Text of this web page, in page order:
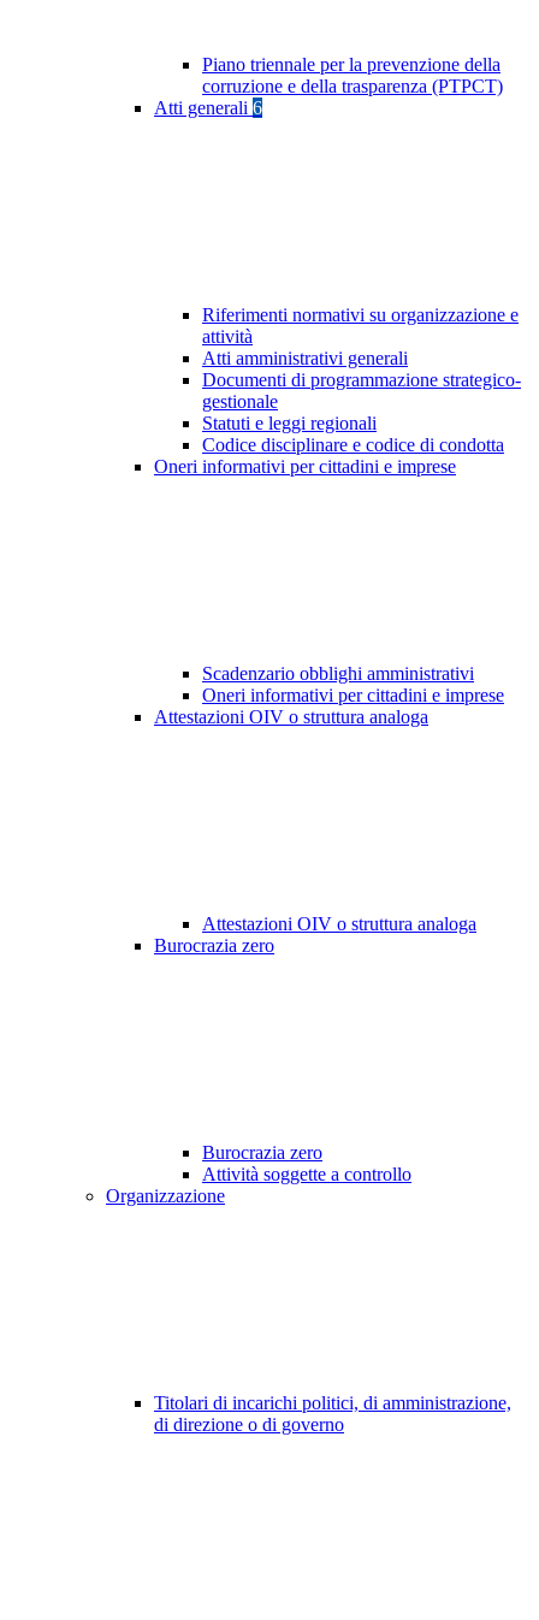
Piano triennale per la prevenzione della
corruzione e della trasparenza (PTPCT)
Atti generali 6
Riferimenti normativi su organizzazione e
attività
Atti amministrativi generali
Documenti di programmazione strategico-
gestionale
Statuti e leggi regionali
Codice disciplinare e codice di condotta
Oneri informativi per cittadini e imprese
Scadenzario obblighi amministrativi
Oneri informativi per cittadini e imprese
Attestazioni OIV o struttura analoga
Attestazioni OIV o struttura analoga
Burocrazia zero
Burocrazia zero
Attività soggette a controllo
Organizzazione
Titolari di incarichi politici, di amministrazione,
di direzione o di governo